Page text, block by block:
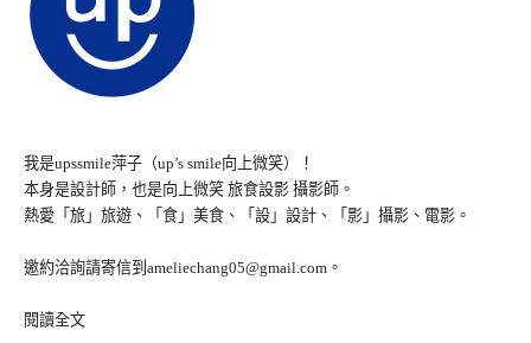
我是upssmile萍子（up’s smile向上微笑）！
本身是設計師，也是向上微笑 旅食設影 攝影師。
熱愛「旅」旅遊、「食」美食、「設」設計、「影」攝影、電影。
邀約洽詢請寄信到ameliechang05@gmail.com。
閱讀全文